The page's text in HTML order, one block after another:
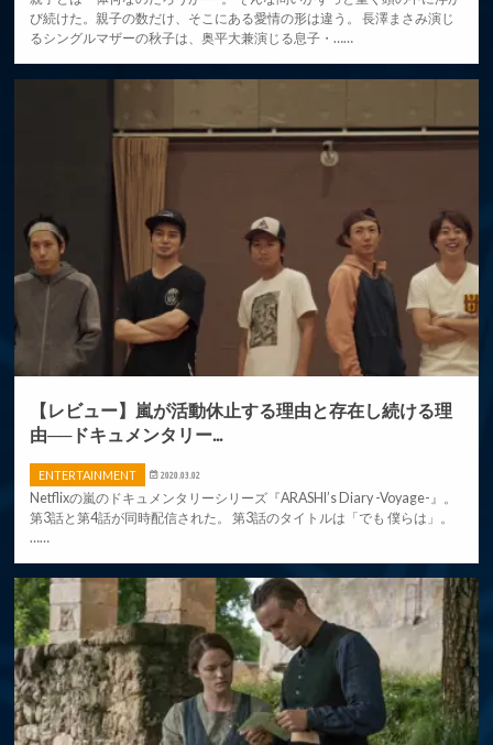
び続けた。親子の数だけ、そこにある愛情の形は違う。 長澤まさみ演じ
るシングルマザーの秋子は、奥平大兼演じる息子・……
【レビュー】嵐が活動休止する理由と存在し続ける理
由──ドキュメンタリー...
ENTERTAINMENT 2020.03.02
Netflixの嵐のドキュメンタリーシリーズ『ARASHI’s Diary -Voyage-』。
第3話と第4話が同時配信された。 第3話のタイトルは「でも 僕らは」。
……